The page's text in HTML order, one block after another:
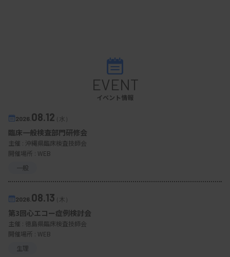
EVENT
イベント情報
2026. 08.12（水）
臨床一般検査部門研修会
主催 : 沖縄県臨床検査技師会
開催場所 : WEB
一般
2026. 08.13（木）
第3回心エコー症例検討会
主催 : 徳島県臨床検査技師会
開催場所 : WEB
生理